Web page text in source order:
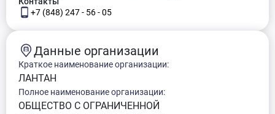
+7 (848) 247 - 56 - 05
Данные организации
Краткое наименование организации:
ЛАНТАН
Полное наименование организации:
ОБЩЕСТВО С ОГРАНИЧЕННОЙ